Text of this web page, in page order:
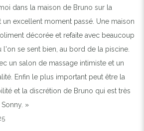
dans la maison de Bruno sur la
un excellent moment passé. Une maison
décorée et refaite avec beaucoup
l'on se sent bien, au bord de la piscine.
un salon de massage intimiste et un
Enfin le plus important peut être la
et la discrétion de Bruno qui est très
»